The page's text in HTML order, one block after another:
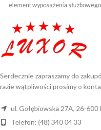
element wyposażenia służbowego
z wysokiej jakości granatowego
sukna, trwały i estetyczny –
zapewnia właściwe oznaczenie
funkcji w oparciu o obowiązujące
czapce służbowej – odpowiada
konkretnemu stopniowi w
strukturze formacji. Otok został
odpornych na codzienne
użytkowanie i działanie czynników
Serdecznie zapraszamy do
razie wątpliwości prosimy o
ul. Gołębiowska 27A, 26-600
Telefon: (48) 340 04 33